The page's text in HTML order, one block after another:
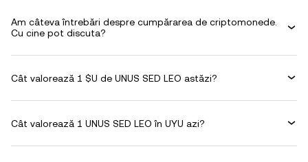
Am câteva întrebări despre cumpărarea de criptomonede.
Cu cine pot discuta?
Cât valorează 1 $U de UNUS SED LEO astăzi?
Cât valorează 1 UNUS SED LEO în UYU azi?